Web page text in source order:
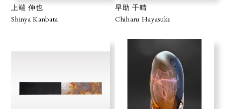
上端 伸也
Shinya Kanbata
早助 千晴
Chiharu Hayasuke